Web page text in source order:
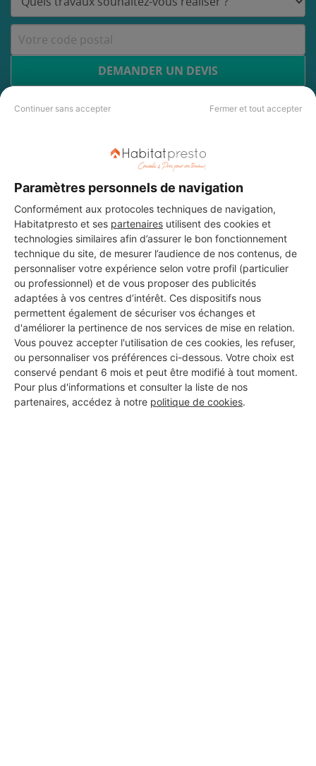
Continuer sans accepter Fermer et tout accepter
Paramètres personnels de navigation
Conformément aux protocoles techniques de navigation,
Habitatpresto et ses partenaires utilisent des cookies et
technologies similaires afin d’assurer le bon fonctionnement
technique du site, de mesurer l’audience de nos contenus, de
personnaliser votre expérience selon votre profil (particulier
ou professionnel) et de vous proposer des publicités
adaptées à vos centres d’intérêt. Ces dispositifs nous
permettent également de sécuriser vos échanges et
d'améliorer la pertinence de nos services de mise en relation.
Vous pouvez accepter l'utilisation de ces cookies, les refuser,
ou personnaliser vos préférences ci-dessous. Votre choix est
conservé pendant 6 mois et peut être modifié à tout moment.
Pour plus d'informations et consulter la liste de nos
partenaires, accédez à notre politique de cookies.
DEMANDER UN DEVIS
Les 3 autres Menuisiers pour
vos travaux à Morbier
JURA ELECTRICITE
Morbier
15 ans d'expérience
Voir sa fiche
MONSIEUR MAURO CORREIA
PEREIRA
Morbier